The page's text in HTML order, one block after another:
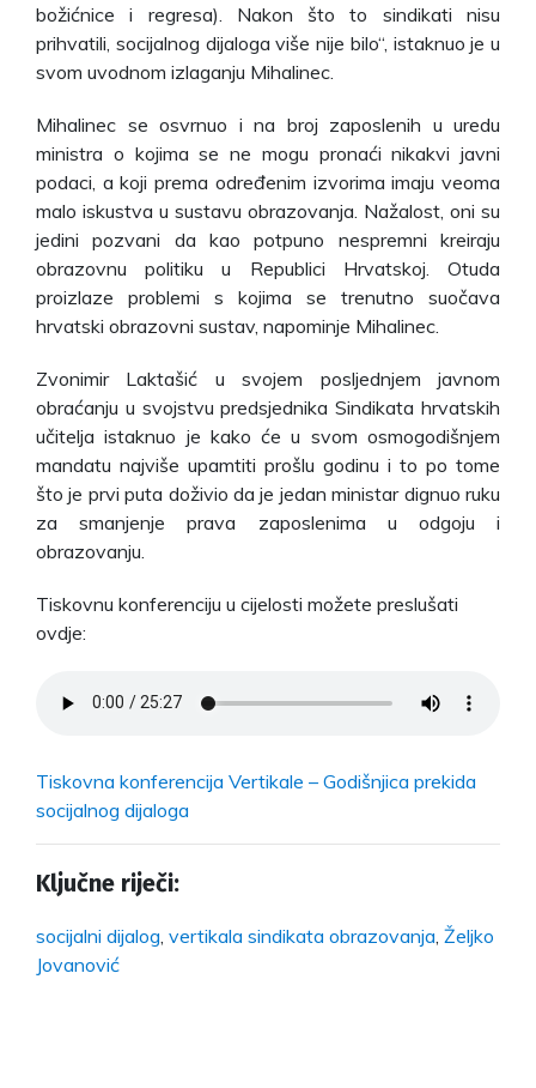
božićnice i regresa). Nakon što to sindikati nisu
prihvatili, socijalnog dijaloga više nije bilo“, istaknuo je u
svom uvodnom izlaganju Mihalinec.
Mihalinec se osvrnuo i na broj zaposlenih u uredu
ministra o kojima se ne mogu pronaći nikakvi javni
podaci, a koji prema određenim izvorima imaju veoma
malo iskustva u sustavu obrazovanja. Nažalost, oni su
jedini pozvani da kao potpuno nespremni kreiraju
obrazovnu politiku u Republici Hrvatskoj. Otuda
proizlaze problemi s kojima se trenutno suočava
hrvatski obrazovni sustav, napominje Mihalinec.
Zvonimir Laktašić u svojem posljednjem javnom
obraćanju u svojstvu predsjednika Sindikata hrvatskih
učitelja istaknuo je kako će u svom osmogodišnjem
mandatu najviše upamtiti prošlu godinu i to po tome
što je prvi puta doživio da je jedan ministar dignuo ruku
za smanjenje prava zaposlenima u odgoju i
obrazovanju.
Tiskovnu konferenciju u cijelosti možete preslušati
ovdje:
Tiskovna konferencija Vertikale – Godišnjica prekida
socijalnog dijaloga
Ključne riječi:
socijalni dijalog vertikala sindikata obrazovanja Željko
Jovanović